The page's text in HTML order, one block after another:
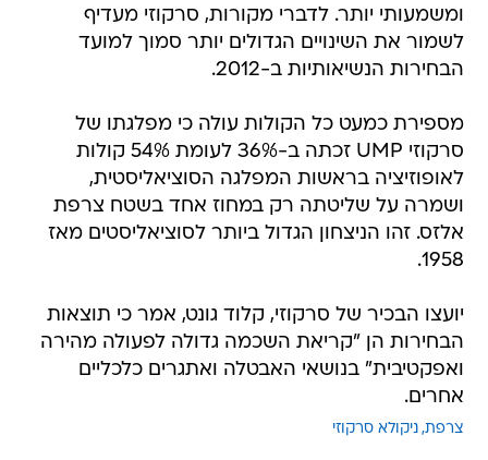
ומשמעותי יותר. לדברי מקורות, סרקוזי מעדיף
לשמור את השינויים הגדולים יותר סמוך למועד
הבחירות הנשיאותיות ב-2012.
מספירת כמעט כל הקולות עולה כי מפלגתו של
סרקוזי UMP זכתה ב-36% לעומת 54% קולות
לאופוזיציה בראשות המפלגה הסוציאליסטית,
ושמרה על שליטתה רק במחוז אחד בשטח צרפת 
אלזס. זהו הניצחון הגדול ביותר לסוציאליסטים מאז
1958.
יועצו הבכיר של סרקוזי, קלוד גונט, אמר כי תוצאות
הבחירות הן "קריאת השכמה גדולה לפעולה מהירה
ואפקטיבית" בנושאי האבטלה ואתגרים כלכליים
אחרים.
צרפת ניקולא סרקוזי